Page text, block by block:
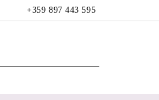
+359 897 443 595